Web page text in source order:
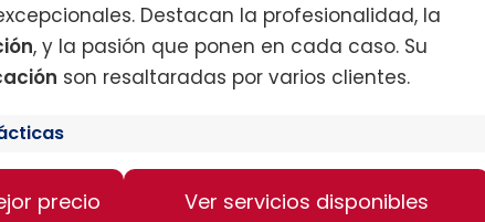
Destacan la profesionalidad, la
, y la pasión que ponen en cada caso. Su
son resaltaradas por varios clientes.
precio Ver servicios disponibles